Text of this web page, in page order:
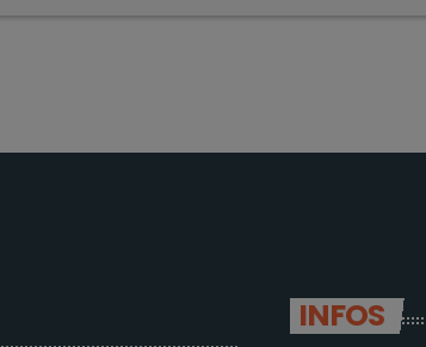
INFOS